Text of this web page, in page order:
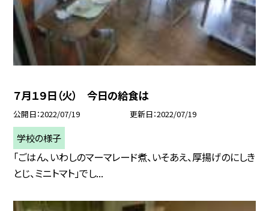
７月１９日（火） 今日の給食は
公開日 2022/07/19 更新日 2022/07/19
学校の様子
「ごはん、いわしのマーマレード煮、いそあえ、厚揚げのにしき
とじ、ミニトマト」でし...